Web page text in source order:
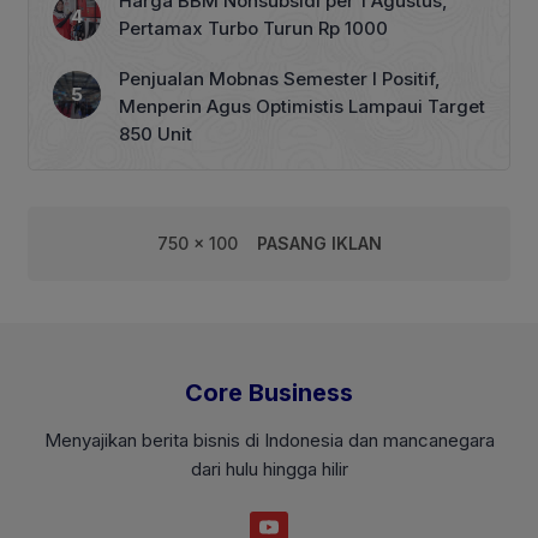
Pertamax Turbo Turun Rp 1000
Penjualan Mobnas Semester I Positif,
Menperin Agus Optimistis Lampaui Target
850 Unit
750 x 100 PASANG IKLAN
Core Business
Menyajikan berita bisnis di Indonesia dan mancanegara
dari hulu hingga hilir